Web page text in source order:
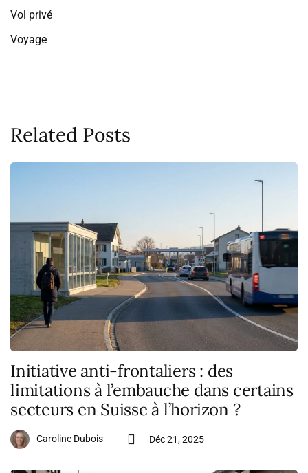
Vol privé
Voyage
Related Posts
Initiative anti-frontaliers : des
limitations à l’embauche dans certains
secteurs en Suisse à l’horizon ?
Caroline Dubois Déc 21, 2025